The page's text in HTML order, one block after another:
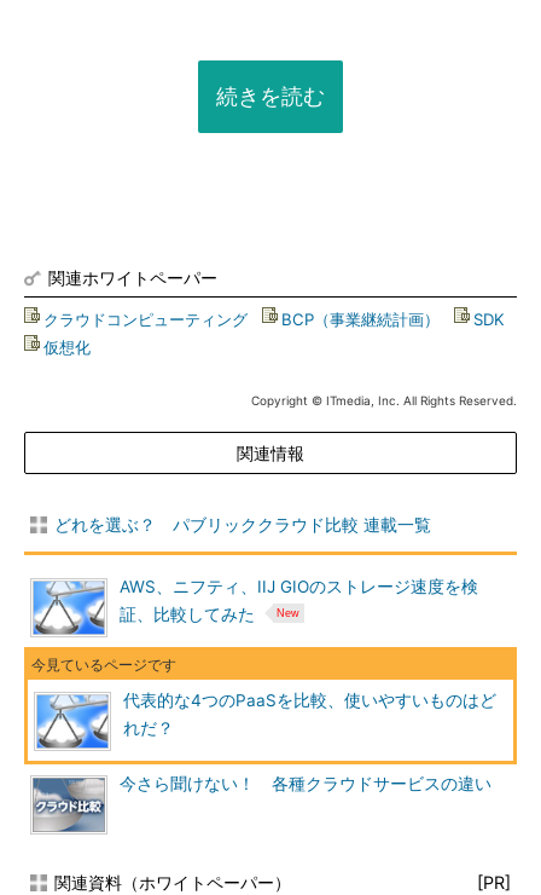
続きを読む
関連ホワイトペーパー
クラウドコンピューティング BCP（事業継続計画） SDK
仮想化
Copyright © ITmedia, Inc. All Rights Reserved.
関連情報
どれを選ぶ？ パブリッククラウド比較 連載一覧
AWS、ニフティ、IIJ GIOのストレージ速度を検
証、比較してみた
代表的な4つのPaaSを比較、使いやすいものはど
れだ？
今さら聞けない！ 各種クラウドサービスの違い
関連資料（ホワイトペーパー） [PR]